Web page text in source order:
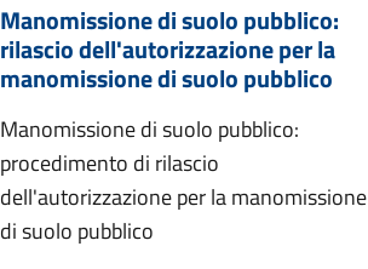
Manomissione di suolo pubblico:
rilascio dell'autorizzazione per la
manomissione di suolo pubblico
Manomissione di suolo pubblico:
procedimento di rilascio
dell'autorizzazione per la manomissione
di suolo pubblico